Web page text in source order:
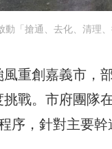
動「搶通、去化、清理
重創嘉義市，
戰。市府團隊
序，針對主要